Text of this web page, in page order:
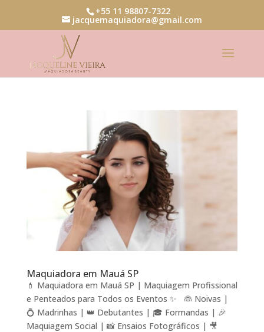
+55 11 98807-7322
jacquemaquiadora@gmail.com
Maquiadora em Mauá SP
💄 Maquiadora em Mauá SP | Maquiagem Profissional
e Penteados para Todos os Eventos ✨ 👰 Noivas |
💍 Madrinhas | 👑 Debutantes | 🎓 Formandas | 🎉
Maquiagem Social | 📸 Ensaios Fotográficos | 🎥